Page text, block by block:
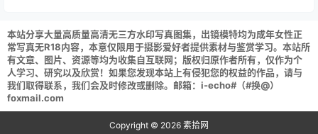
本站分享大量高质量高清无三方水印写真图集，出镜模特均为成年女性正
常写真无R18内容，本意仅限用于摄影爱好者提供素材与鉴赏学习。本站所
有文章、图片、资源等均为收集自互联网；版权归原作者所有，仅作为个
人学习、研究以及欣赏！如果您发现本站上有侵犯您的权益的作品，请与
我们取得联系，我们会及时修改或删除。邮箱：i-echo#（#换@）
foxmail.com
Copyright © 2026 素拾网